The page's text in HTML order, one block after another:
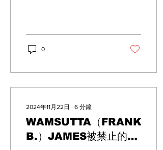
0
2024年11月22日 ∙ 6 分鐘
WAMSUTTA（FRANK
B.）JAMES被禁止的演